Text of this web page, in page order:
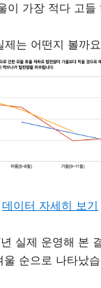
이 가장 적다 고들
제는 어떤지 볼까
데이터 자세히 보기
실제 운영해 본
울 순으로 나타났